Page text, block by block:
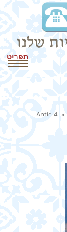
תפריט
»
Antic_4